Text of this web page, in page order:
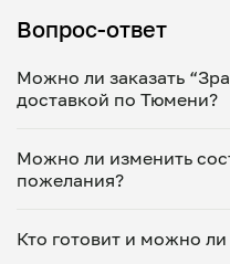
Вопрос-ответ
Можно ли заказать
доставкой по Тюмени?
Укажите удобное
домашнее блюдо в
минут. Статус заказа
кабинете, а с поваром
Можно ли изменить
пожелания?
ваши предпочтения:
Кто готовит и можно